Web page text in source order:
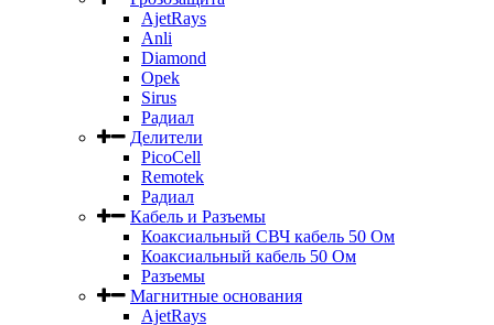
AjetRays
Anli
Diamond
Opek
Sirus
Радиал
Делители
PicoCell
Remotek
Радиал
Кабель и Разъемы
Коаксиальный СВЧ кабель 50 Ом
Коаксиальный кабель 50 Ом
Разъемы
Магнитные основания
AjetRays